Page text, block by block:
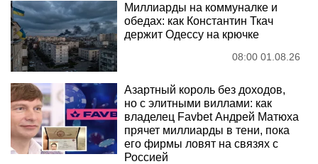
Миллиарды на коммуналке и
обедах: как Константин Ткач
держит Одессу на крючке
08:00 01.08.26
Азартный король без доходов,
но с элитными виллами: как
владелец Favbet Андрей Матюха
прячет миллиарды в тени, пока
его фирмы ловят на связях с
Россией